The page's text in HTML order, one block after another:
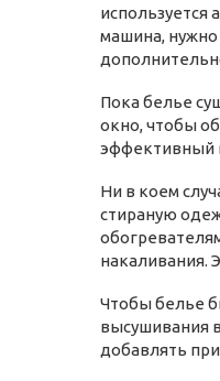
используется
машина,
Пока белье
окно, чтобы
эффективный
Ни в коем
стираную
накаливания.
Чтобы белье
высушивания
добавлять